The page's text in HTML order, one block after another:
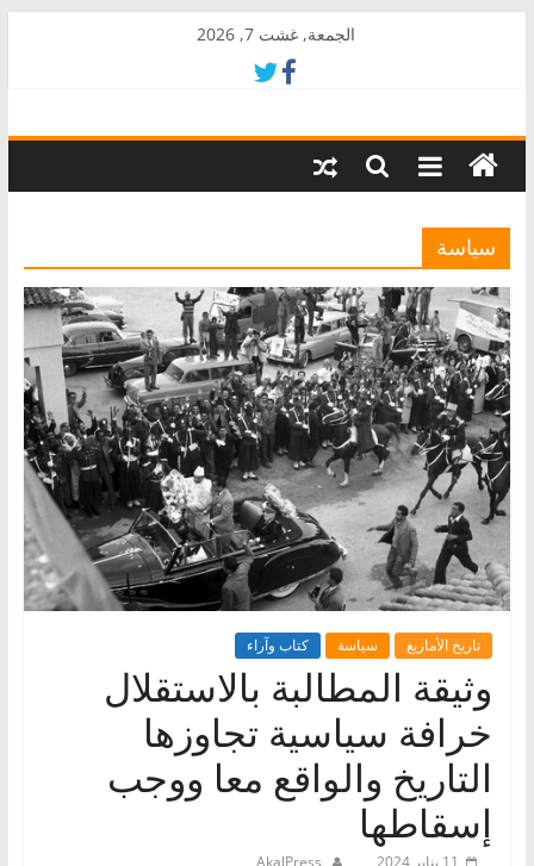
الجمعة, غشت 7, 2026
AkalPress
منبر
المغرب
سياسة
تاريخ الأمازيغ سياسة كتاب وآراء
وثيقة المطالبة بالاستقلال
خرافة سياسية تجاوزها
التاريخ والواقع معا ووجب
إسقاطها‬
11 يناير 2024 AkalPress